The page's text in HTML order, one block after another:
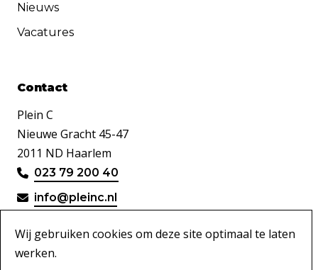
Nieuws
Vacatures
Contact
Plein C
Nieuwe Gracht 45-47
2011 ND Haarlem
023 79 200 40
info@pleinc.nl
Disclaimer
Wij gebruiken cookies om deze site optimaal te laten
werken.